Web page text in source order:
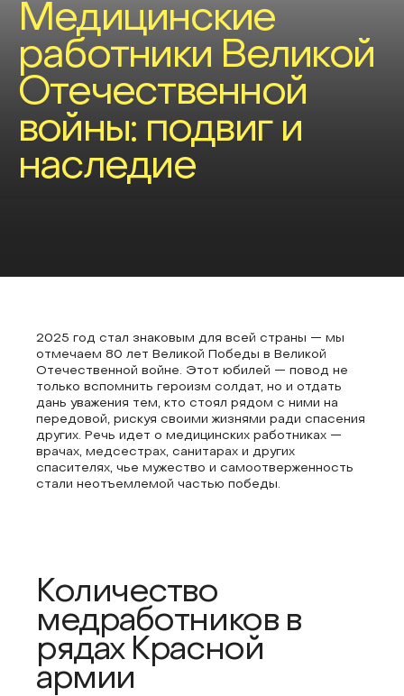
Медицинские
работники Великой
Отечественной
войны: подвиг и
наследие
2025 год стал знаковым для всей страны — мы
отмечаем 80 лет Великой Победы в Великой
Отечественной войне. Этот юбилей — повод не
только вспомнить героизм солдат, но и отдать
дань уважения тем, кто стоял рядом с ними на
передовой, рискуя своими жизнями ради спасения
других. Речь идет о медицинских работниках —
врачах, медсестрах, санитарах и других
спасителях, чье мужество и самоотверженность
стали неотъемлемой частью победы.
Количество
медработников в
рядах Красной
армии